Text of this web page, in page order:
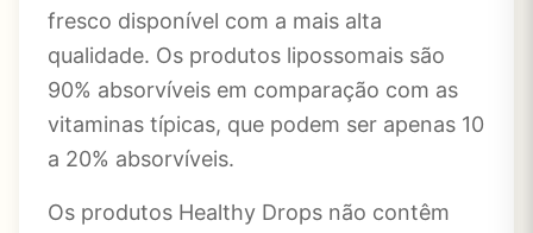
fresco disponível com a mais alta
qualidade. Os produtos lipossomais são
90% absorvíveis em comparação com as
vitaminas típicas, que podem ser apenas 10
a 20% absorvíveis.
Os produtos Healthy Drops não contêm